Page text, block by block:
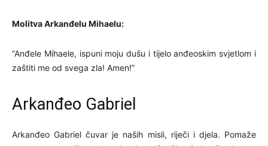
Molitva Arkanđelu Mihaelu:
“Anđele Mihaele, ispuni moju dušu i tijelo anđeoskim svjetlom i
zaštiti me od svega zla! Amen!”
Arkanđeo Gabriel
Arkanđeo Gabriel čuvar je naših misli, riječi i djela. Pomaže